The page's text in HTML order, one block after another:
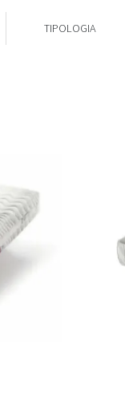
TIPOLOGIA